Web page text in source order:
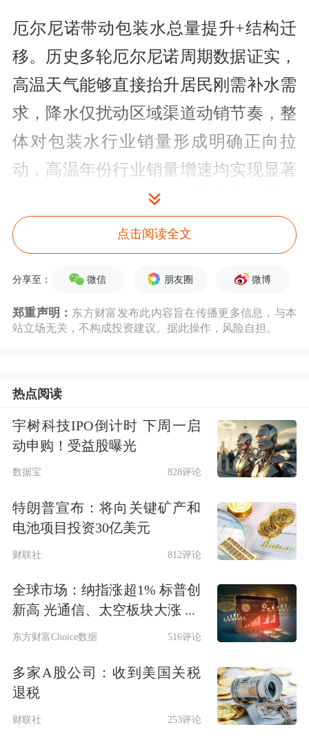
厄尔尼诺带动包装水总量提升+结构迁
移。历史多轮厄尔尼诺周期数据证实，
高温天气能够直接抬升居民刚需补水需
求，降水仅扰动区域渠道动销节奏，整
体对包装水行业销量形成明确正向拉
动，高温年份行业销量增速均实现显著
提升。2014-2016年史上最强厄尔尼诺
周期，国内包装水销量连续四年保持
8%以上稳健增长；2023-2024年中等强
度厄尔尼诺同样推升行业销量增速，较
2022年明显改善，印证气候升温对行业
厄尔尼诺对包装水行业的影响不局限于
整体销量扩容，更核心驱动行业产品结
构迁移，中大规格包装水（1-15L）相
比1L以下小瓶水、18.9L传统桶装水具
备更强增长弹性，是气候红利下核心受
益品类。当前国内包装水消费场景持续
从户外即饮向家庭、办公、餐饮场景转
移，2020-2023年家庭消费场景占比持
续提升，叠加国内家庭户均规模降至
2.52人，小型家庭饮水需求更适配中大
点击阅读全文
分享至： 微信 朋友圈 微博
郑重声明： 东方财富发布此内容旨在传播更多信息，与本
站立场无关，不构成投资建议。据此操作，风险自担。
热点阅读
宇树科技IPO倒计时 下周一启
动申购！受益股曝光
数据宝 828评论
特朗普宣布：将向关键矿产和
电池项目投资30亿美元
财联社 812评论
全球市场：纳指涨超1% 标普创
新高 光通信、太空板块大涨 ...
东方财富Choice数据 516评论
多家A股公司：收到美国关税
退税
财联社 253评论